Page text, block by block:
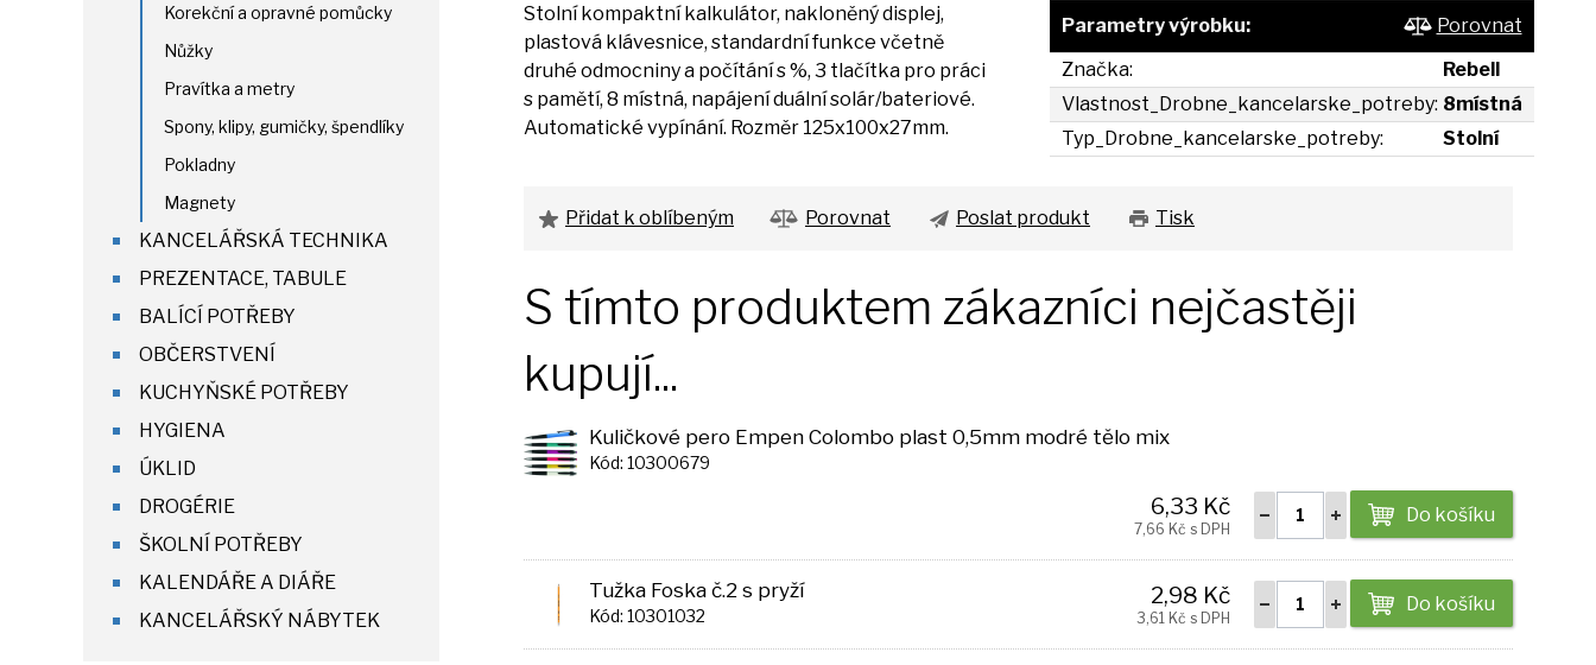
Stolní kompaktní kalkulátor, nakloněný displej,
plastová klávesnice, standardní funkce včetně
druhé odmocninya počítánís%, 3 tlačítka pro práci
s pamětí, 8 místná, napájení duální solár/bateriové.
Automatické vypínání. Rozměr 125x100x27mm.
Parametry výrobku:
Porovnat
Značka:
Rebell
Vlastnost_Drobne_kancelarske_potreby: 8místná
Typ_Drobne_kancelarske_potreby:
Stolní
Přidat k oblíbeným Porovnat Poslat produkt Tisk
S tímto produktem zákazníci nejčastěji
kupují...
Kuličkové pero Empen Colombo plast 0,5mm modré tělo mix
Kód: 10300679
Do košíku
6,33 Kč
7,66 Kč s DPH
Tužka Foska č.2 s pryží
Kód: 10301032
Do košíku
2,98 Kč
3,61 Kč s DPH
Korekční a opravné pomůcky
Nůžky
Pravítka a metry
Spony, klipy, gumičky, špendlíky
Pokladny
Magnety
KANCELÁŘSKÁ TECHNIKA
PREZENTACE, TABULE
BALÍCÍ POTŘEBY
OBČERSTVENÍ
KUCHYŇSKÉ POTŘEBY
HYGIENA
ÚKLID
DROGÉRIE
ŠKOLNÍ POTŘEBY
KALENDÁŘE A DIÁŘE
KANCELÁŘSKÝ NÁBYTEK